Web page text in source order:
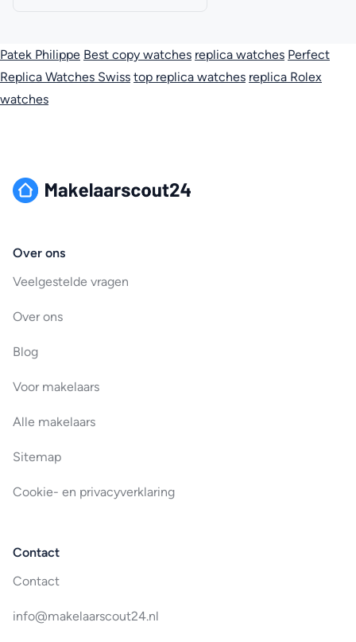
Patek Philippe Best copy watches replica watches Perfect
Replica Watches Swiss top replica watches replica Rolex
watches
Over ons
Veelgestelde vragen
Over ons
Blog
Voor makelaars
Alle makelaars
Sitemap
Cookie- en privacyverklaring
Contact
Contact
info@makelaarscout24.nl